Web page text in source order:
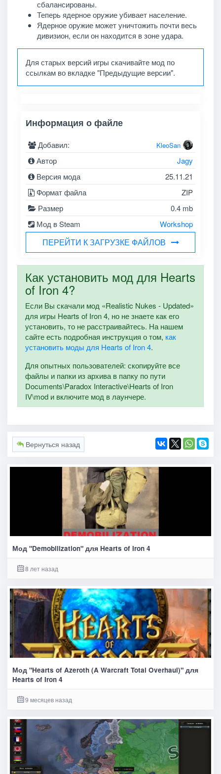
сбалансированы.
Теперь ядерное оружие убивает население.
Ядерное оружие может уничтожить почти весь
дивизион, если он находится в зоне удара.
Для старых версий игры скачивайте мод по
ссылкам во вкладке "Предыдущие версии".
Информация о файле
Добавил: KleoSan
Автор
Jagy
Версия мода
25.11.21
Формат файла
ZIP
Размер
0.4 mb
Мод в Steam
Workshop
ПЕРЕЙТИ К ЗАГРУЗКЕ ФАЙЛОВ
Как установить мод для Hearts
of Iron 4?
Если Вы скачали мод «Realistic Nukes - Updated»
для игры Hearts of Iron 4, но не знаете как его
установить, то не расстраивайтесь. На нашем
сайте есть подробная инструкция о том, как
установить моды для Hearts of Iron 4.
Для опытных пользователей: скопируйте все
файлы и папки из архива в папку по пути
Documents\Paradox Interactive\Hearts of Iron
IV\mod и включите мод в лаунчере.
Вернуться назад
Мод "Demobilization" для Hearts of Iron 4
8 лет назад
Мод "Hearts of Azeroth (A Warcraft Total Overhaul)" для
Hearts of Iron 4
9 месяцев назад